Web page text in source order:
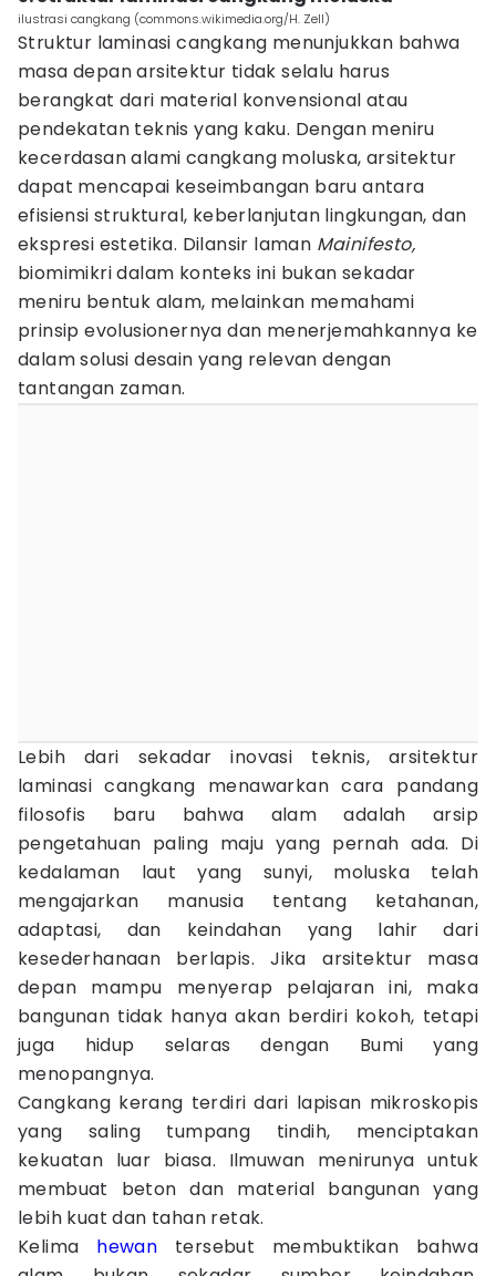
ilustrasi cangkang (commons.wikimedia.org/H. Zell)
Struktur laminasi cangkang menunjukkan bahwa
masa depan arsitektur tidak selalu harus
berangkat dari material konvensional atau
pendekatan teknis yang kaku. Dengan meniru
kecerdasan alami cangkang moluska, arsitektur
dapat mencapai keseimbangan baru antara
efisiensi struktural, keberlanjutan lingkungan, dan
ekspresi estetika. Dilansir laman Mainifesto,
biomimikri dalam konteks ini bukan sekadar
meniru bentuk alam, melainkan memahami
prinsip evolusionernya dan menerjemahkannya ke
dalam solusi desain yang relevan dengan
tantangan zaman.
Lebih dari sekadar inovasi teknis, arsitektur
laminasi cangkang menawarkan cara pandang
filosofis baru bahwa alam adalah arsip
pengetahuan paling maju yang pernah ada. Di
kedalaman laut yang sunyi, moluska telah
mengajarkan manusia tentang ketahanan,
adaptasi, dan keindahan yang lahir dari
kesederhanaan berlapis. Jika arsitektur masa
depan mampu menyerap pelajaran ini, maka
bangunan tidak hanya akan berdiri kokoh, tetapi
juga hidup selaras dengan Bumi yang
menopangnya.
Cangkang kerang terdiri dari lapisan mikroskopis
yang saling tumpang tindih, menciptakan
kekuatan luar biasa. Ilmuwan menirunya untuk
membuat beton dan material bangunan yang
lebih kuat dan tahan retak.
Kelima hewan tersebut membuktikan bahwa